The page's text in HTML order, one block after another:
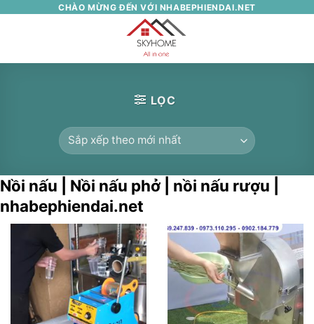
CHÀO MỪNG ĐẾN VỚI NHABEPHIENDAI.NET
LỌC
Nồi nấu | Nồi nấu phở | nồi nấu rượu |
nhabephiendai.net